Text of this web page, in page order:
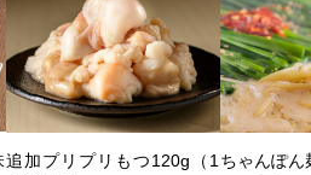
追加プリプリもつ120g（1ちゃんぽ